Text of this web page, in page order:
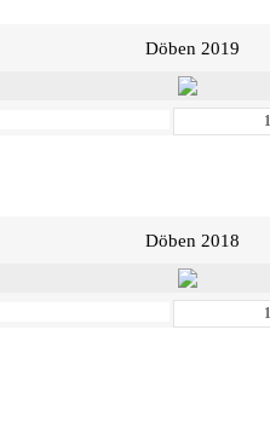
Döben 2019
Döben 2018